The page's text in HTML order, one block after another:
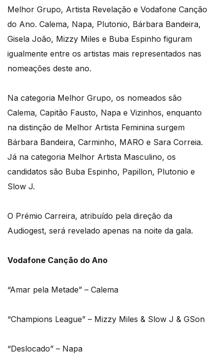
Melhor Grupo, Artista Revelação e Vodafone Canção
do Ano. Calema, Napa, Plutonio, Bárbara Bandeira,
Gisela João, Mizzy Miles e Buba Espinho figuram
igualmente entre os artistas mais representados nas
nomeações deste ano.
Na categoria Melhor Grupo, os nomeados são
Calema, Capitão Fausto, Napa e Vizinhos, enquanto
na distinção de Melhor Artista Feminina surgem
Bárbara Bandeira, Carminho, MARO e Sara Correia.
Já na categoria Melhor Artista Masculino, os
candidatos são Buba Espinho, Papillon, Plutonio e
Slow J.
O Prémio Carreira, atribuído pela direção da
Audiogest, será revelado apenas na noite da gala.
Vodafone Canção do Ano
“Amar pela Metade” – Calema
“Champions League” – Mizzy Miles & Slow J & GSon
“Deslocado” – Napa